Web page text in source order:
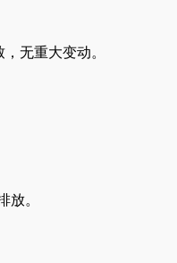
无重大变动。
放。